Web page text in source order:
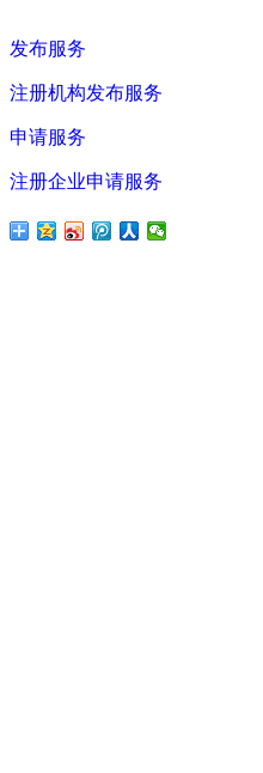
发布服务
注册机构发布服务
申请服务
注册企业申请服务